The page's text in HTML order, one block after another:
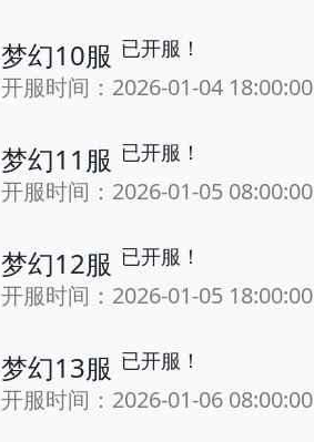
梦幻10服 已开服！
开服时间：2026-01-04 18:00:00
梦幻11服 已开服！
开服时间：2026-01-05 08:00:00
梦幻12服 已开服！
开服时间：2026-01-05 18:00:00
梦幻13服 已开服！
开服时间：2026-01-06 08:00:00